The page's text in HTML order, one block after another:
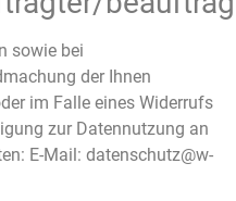
sowie bei
der Ihnen
im Falle eines Widerrufs
zur Datennutzung an
E-Mail: datenschutz@w-